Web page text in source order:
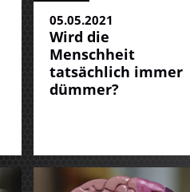
05.05.2021
Wird die
Menschheit
tatsächlich immer
dümmer?